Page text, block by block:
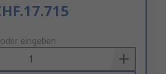
eingeben